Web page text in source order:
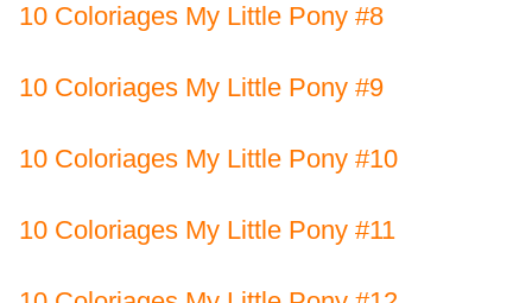
10 Coloriages My Little Pony #8
10 Coloriages My Little Pony #9
10 Coloriages My Little Pony #10
10 Coloriages My Little Pony #11